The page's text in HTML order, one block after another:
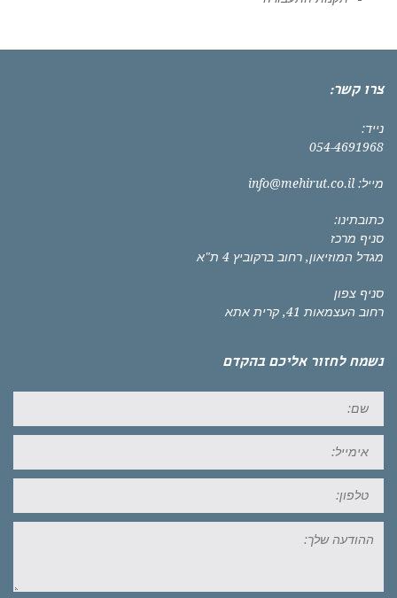
צרו קשר:
נייד:
054-4691968
מייל: info@mehirut.co.il
כתובתינו:
סניף מרכז
מגדל המוזיאון, רחוב ברקוביץ 4 ת"א
סניף צפון
רחוב העצמאות 41, קרית אתא
נשמח לחזור אליכם בהקדם
שלך: